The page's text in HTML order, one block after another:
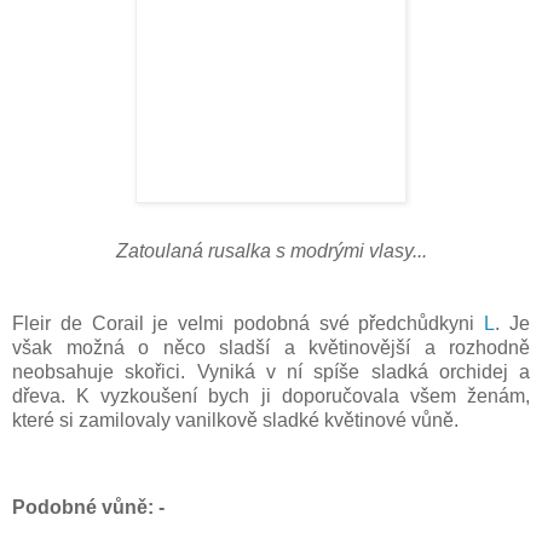
Zatoulaná rusalka s modrými vlasy...
Fleir de Corail je velmi podobná své předchůdkyni L. Je
však možná o něco sladší a květinovější a rozhodně
neobsahuje skořici. Vyniká v ní spíše sladká orchidej a
dřeva. K vyzkoušení bych ji doporučovala všem ženám,
které si zamilovaly vanilkově sladké květinové vůně.
Podobné vůně: -